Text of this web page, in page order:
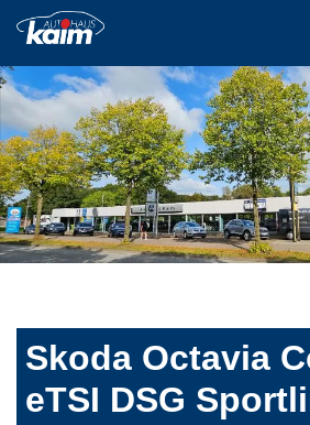
Skoda Octavia
eTSI DSG